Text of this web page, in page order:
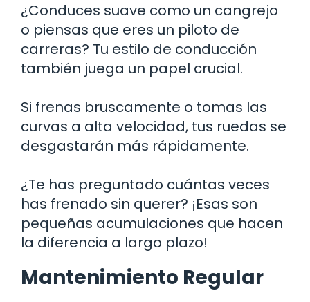
¿Conduces suave como un cangrejo
o piensas que eres un piloto de
carreras? Tu estilo de conducción
también juega un papel crucial.
Si frenas bruscamente o tomas las
curvas a alta velocidad, tus ruedas se
desgastarán más rápidamente.
¿Te has preguntado cuántas veces
has frenado sin querer? ¡Esas son
pequeñas acumulaciones que hacen
la diferencia a largo plazo!
Mantenimiento Regular